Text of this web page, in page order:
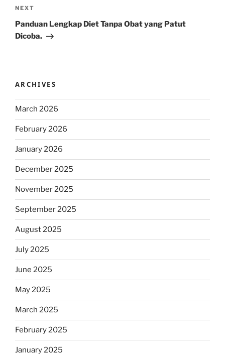
Next
Post
NEXT
Panduan Lengkap Diet Tanpa Obat yang Patut
Dicoba.
ARCHIVES
March 2026
February 2026
January 2026
December 2025
November 2025
September 2025
August 2025
July 2025
June 2025
May 2025
March 2025
February 2025
January 2025